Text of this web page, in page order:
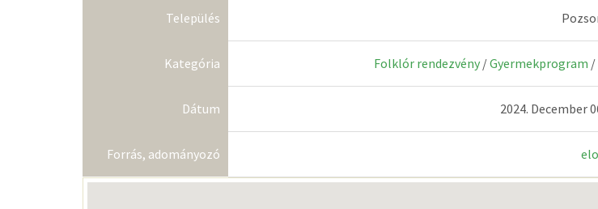
Település
Kategória Folklór rendezvény /Gyermekprogram /
Dátum 2024. December
Forrás, adományozó